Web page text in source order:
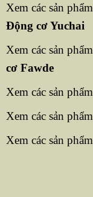
Xem các sản phẩm
Động cơ Yuchai
Xem các sản phẩm
cơ Fawde
Xem các sản phẩm
Xem các sản phẩm
Xem các sản phẩm